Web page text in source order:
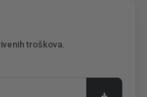
troškova.